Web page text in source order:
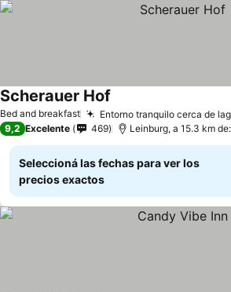
Bed and breakfast Entorno tranquilo cerca de
Scherauer Hof
9,2 Excelente 469 Leinburg, a 15.3 km
Seleccioná las fechas para ver los
precios exactos